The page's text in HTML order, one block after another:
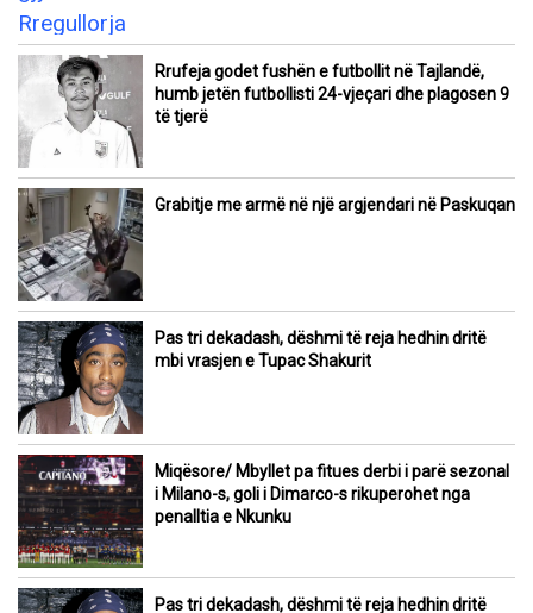
Rrufeja godet fushën e futbollit në Tajlandë,
humb jetën futbollisti 24-vjeçari dhe plagosen 9
të tjerë
Grabitje me armë në një argjendari në Paskuqan
Pas tri dekadash, dëshmi të reja hedhin dritë
mbi vrasjen e Tupac Shakurit
Miqësore/ Mbyllet pa fitues derbi i parë sezonal
i Milano-s, goli i Dimarco-s rikuperohet nga
penalltia e Nkunku
Pas tri dekadash, dëshmi të reja hedhin dritë